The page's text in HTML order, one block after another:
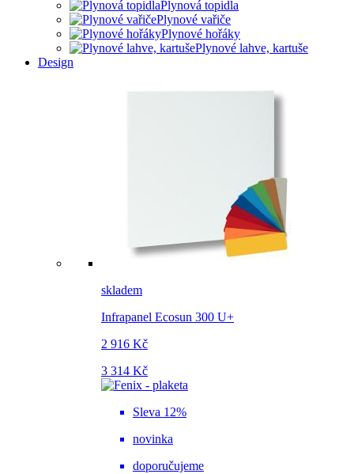
Plynová topidla
Plynové vařiče
Plynové hořáky
Plynové lahve, kartuše
Design
skladem
Infrapanel Ecosun 300 U+
2 916 Kč
3 314 Kč
Sleva 12%
novinka
doporučujeme